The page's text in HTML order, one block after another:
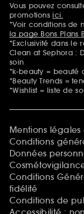
Mentions
Vous pouvez
promotionsici.
*Voir conditions de
la page Bons Plans
*Exclusivité dans le
Clean at Sephora :
soin
*k-beauty = beauté
*Beauty Trends =
*Wishlist = liste de
Mentions légales
Conditions
Données
Conditions
fidélité
Conditions de